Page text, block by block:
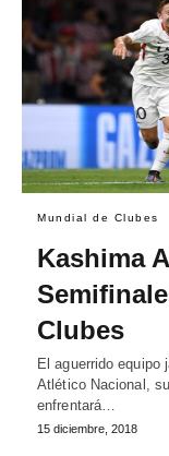
Mundial de Clubes
Kashima
Clubes
El aguerrido equipo
Atlético Nacional,
enfrentará…
15 diciembre, 2018